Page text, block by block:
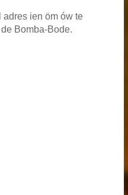
ien öm ów te
Bomba-Bode.